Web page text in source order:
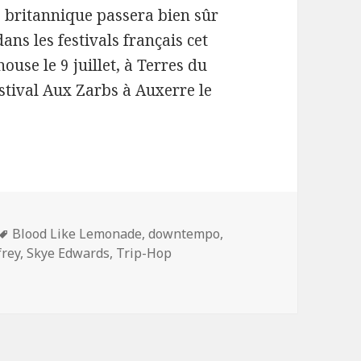
passera bien sûr
les festivals français cet
le 9 juillet, à Terres du
Aux Zarbs à Auxerre le
Mots-
clés
Blood Like Lemonade,downtempo,
,Skye Edwards, Trip-Hop